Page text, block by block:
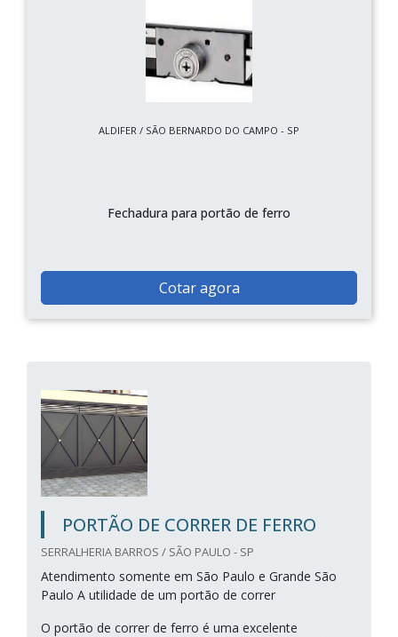
ALDIFER / SÃO BERNARDO DO CAMPO - SP
Fechadura para portão de ferro
Cotar agora
PORTÃO DE CORRER DE FERRO
SERRALHERIA BARROS / SÃO PAULO - SP
Atendimento somente em São Paulo e Grande São
Paulo A utilidade de um portão de correr
O portão de correr de ferro é uma excelente